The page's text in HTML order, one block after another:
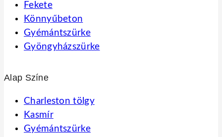
Fekete
Könnyűbeton
Gyémántszürke
Gyöngyházszürke
Alap Színe
Charleston tölgy
Kasmír
Gyémántszürke